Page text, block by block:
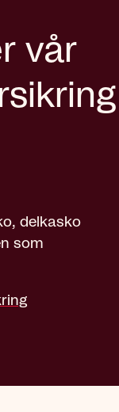
vår
delkasko
som